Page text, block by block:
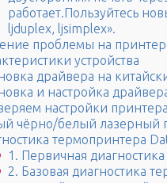
работает.Пользуйтесь
ljduplex, ljsimplex».
проблемы на
устройства
драйвера на
и настройка
настройки принтера
чёрно/белый лазерный
термопринтера
1. Первичная
2. Базовая диагностика